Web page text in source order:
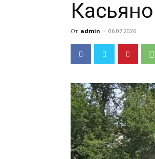
От admin - 06.07.2026